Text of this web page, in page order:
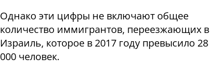
Однако эти цифры не включают общее
количество иммигрантов, переезжающих в
Израиль, которое в 2017 году превысило 28
000 человек.